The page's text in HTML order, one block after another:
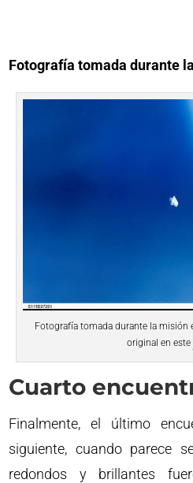
Fotografía tomada durante
Fotografía tomada durante la misión
original en este
Cuarto
Finalmente, el último
siguiente, cuando parece
redondos y brillantes